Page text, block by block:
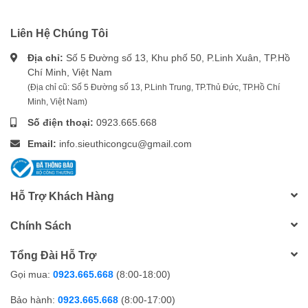
Liên Hệ Chúng Tôi
Địa chỉ: Số 5 Đường số 13, Khu phố 50, P.Linh Xuân, TP.Hồ
Chí Minh, Việt Nam
(Địa chỉ cũ: Số 5 Đường số 13, P.Linh Trung, TP.Thủ Đức, TP.Hồ Chí
Minh, Việt Nam)
Số điện thoại: 0923.665.668
Email: info.sieuthicongcu@gmail.com
Hỗ Trợ Khách Hàng
Chính Sách
Tổng Đài Hỗ Trợ
Gọi mua: 0923.665.668 (8:00-18:00)
Bảo hành: 0923.665.668 (8:00-17:00)